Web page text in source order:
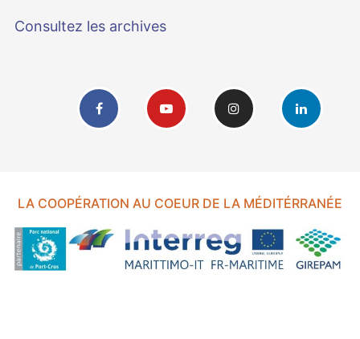
Consultez les archives
LA COOPÉRATION AU COEUR DE LA MÉDITÉRRANÉE